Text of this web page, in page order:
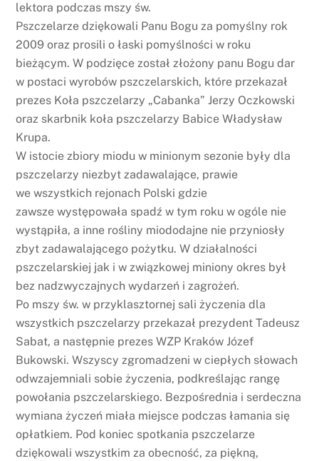
lektora podczas mszy św.
Pszczelarze dziękowali Panu Bogu za pomyślny rok
2009 oraz prosili o łaski pomyślności w roku
bieżącym. W podzięce został złożony panu Bogu dar
w postaci wyrobów pszczelarskich, które przekazał
prezes Koła pszczelarzy „Cabanka” Jerzy Oczkowski
oraz skarbnik koła pszczelarzy Babice Władysław
Krupa.
W istocie zbiory miodu w minionym sezonie były dla
pszczelarzy niezbyt zadawalające, prawie
we wszystkich rejonach Polski gdzie
zawsze występowała spadź w tym roku w ogóle nie
wystąpiła, a inne rośliny miododajne nie przyniosły
zbyt zadawalającego pożytku. W działalności
pszczelarskiej jak i w związkowej miniony okres był
bez nadzwyczajnych wydarzeń i zagrożeń.
Po mszy św. w przyklasztornej sali życzenia dla
wszystkich pszczelarzy przekazał prezydent Tadeusz
Sabat, a następnie prezes WZP Kraków Józef
Bukowski. Wszyscy zgromadzeni w ciepłych słowach
odwzajemniali sobie życzenia, podkreślając rangę
powołania pszczelarskiego. Bezpośrednia i serdeczna
wymiana życzeń miała miejsce podczas łamania się
opłatkiem. Pod koniec spotkania pszczelarze
dziękowali wszystkim za obecność, za piękną,